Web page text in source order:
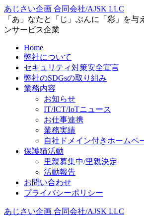
あじさい企画 合同会社/AJSK LLC
「あ」なたと「じ」ぶんに「彩」を与
ンサービス企業
Home
弊社について
セキュリティ対策安全宣言
弊社のSDGsの取り組み
業務内容
お知らせ
IT/ICT/IoTニュース
お仕事連携
業務実績
自社ドメイン付きホームペ
保護猫活動
里親募集中/里親決定
活動報告
お問い合わせ
プライバシーポリシー
あじさい企画 合同会社/AJSK LLC